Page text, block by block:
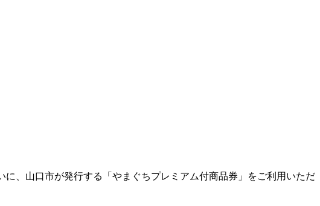
、山口市が発行する「やまぐちプレミアム付商品券」をご利用いただ